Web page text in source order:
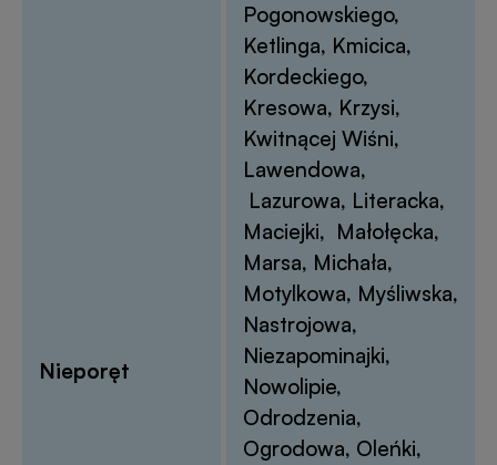
Nieporęt
Pogonowskiego,
Ketlinga, Kmicica,
Kordeckiego,
Kresowa, Krzysi,
Kwitnącej Wiśni,
Lawendowa,
Lazurowa, Literacka,
Maciejki, Małołęcka,
Marsa, Michała,
Motylkowa, Myśliwska,
Nastrojowa,
Niezapominajki,
Nowolipie,
Odrodzenia,
Ogrodowa, Oleńki,